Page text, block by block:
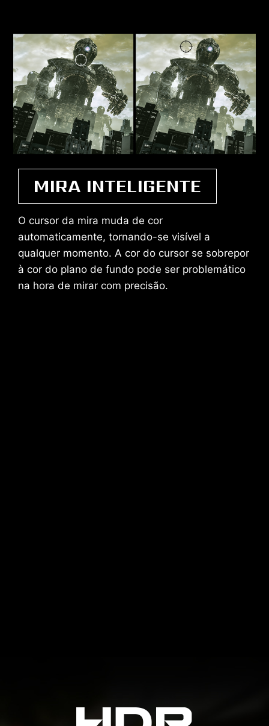
MIRA INTELIGENTE
O cursor da mira muda de cor
automaticamente, tornando-se visível a
qualquer momento. A cor do cursor se sobrepor
à cor do plano de fundo pode ser problemático
na hora de mirar com precisão.